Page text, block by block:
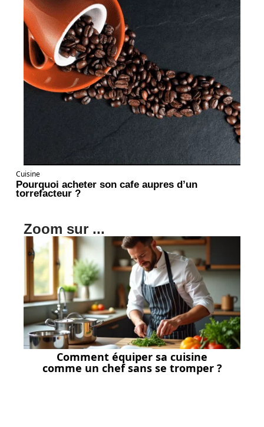
Cuisine
Pourquoi acheter son cafe aupres d’un
torrefacteur ?
Zoom sur ...
Comment équiper sa cuisine
comme un chef sans se tromper ?